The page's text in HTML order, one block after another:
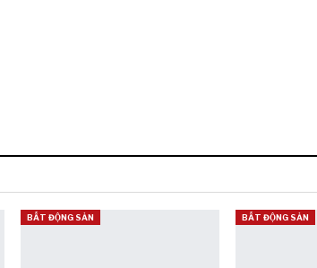
BẤT ĐỘNG SẢN BẤT ĐỘNG SẢN